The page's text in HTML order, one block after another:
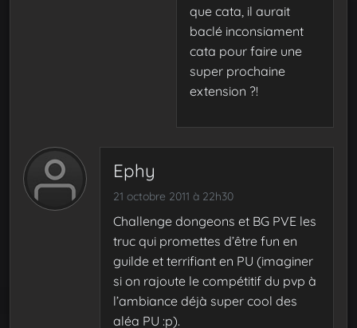
que cata, il aurait
baclé inconsiament
cata pour faire une
super prochaine
extension ?!
Ephy
21 octobre 2011 à 22h30
Challenge dongeons et BG PVE les
truc qui promettes d’être fun en
guilde et terrifiant en PU (imaginer
si on rajoute le compétitif du pvp à
l’ambiance déjà super cool des
aléa PU :p).